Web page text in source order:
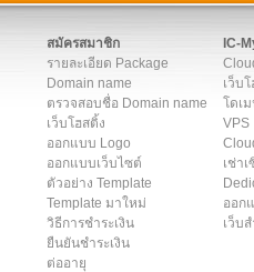
สมัครสมาชิก
รายละเอียด Package
Domain name
ตรวจสอบชื่อ Domain name
เว็บโฮสติ้ง
ออกแบบ Logo
ออกแบบเว็บไซต์
ตัวอย่าง Template
Template มาใหม่
วิธีการชำระเงิน
ยืนยันชำระเงิน
ต่ออายุ
IC-
เว็บ
โดเ
VPS
เช่า
ออก
เว็บส